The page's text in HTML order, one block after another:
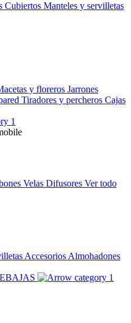
Cubiertos Manteles y servilletas
y floreros Jarrones
Tiradores y percheros Cajas
Velas Difusores Ver todo
Accesorios Almohadones